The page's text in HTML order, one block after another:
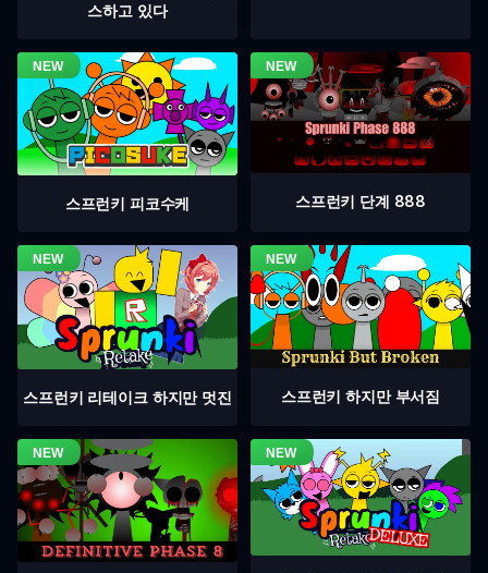
스하고 있다
스프런키 피코수케 스프런키 단계 888
스프런키 리테이크 하지만 멋진 스프런키 하지만 부서짐